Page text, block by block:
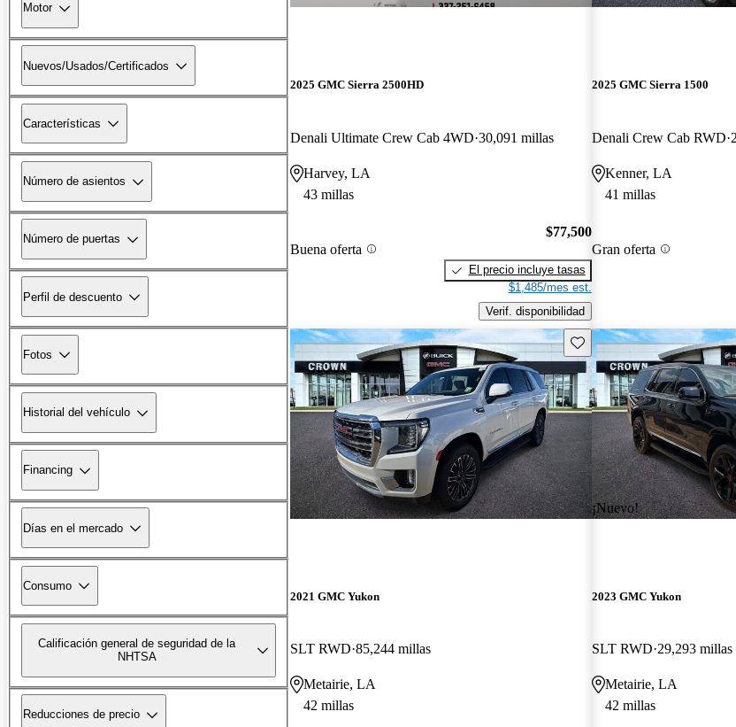
Motor
Nuevos/Usados/Certificados
Características
Número de asientos
Número de puertas
Perfil de descuento
Fotos
Historial del vehículo
Financing
Días en el mercado
Consumo
Calificación general de seguridad de la
NHTSA
Reducciones de precio
2025 GMC Sierra 2500HD
Denali Ultimate Crew Cab 4WD 30,091 millas
Harvey, LA
43 millas
Buena oferta
$77,500
El precio incluye tasas
$1,485/mes est.
Verif. disponibilidad
2025 GMC Sierra 1500
Denali Crew Cab RWD
Kenner, LA
41 millas
Gran oferta
Guarda este Aviso
2021 GMC Yukon
SLT RWD 85,244 millas
Metairie, LA
42 millas
¡Nuevo!
2023 GMC Yukon
SLT RWD 29,293 millas
Metairie, LA
42 millas